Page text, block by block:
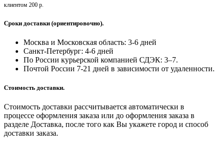
клиентом 200 р.
Сроки доставки (ориентировочно).
Москва и Московская область: 3-6 дней
Санкт-Петербург: 4-6 дней
По России курьерской компанией СДЭК: 3–7.
Почтой России 7-21 дней в зависимости от удаленности.
Стоимость доставки.
Стоимость доставки рассчитывается автоматически в
процессе оформления заказа или до оформления заказа в
разделе Доставка, после того как Вы укажете город и способ
доставки заказа.